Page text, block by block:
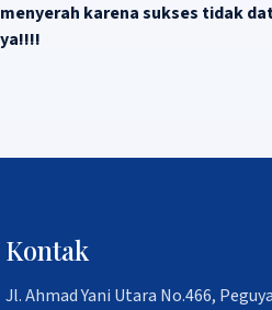
karena sukses tidak
Kontak
Jl. Ahmad Yani Utara No.466,